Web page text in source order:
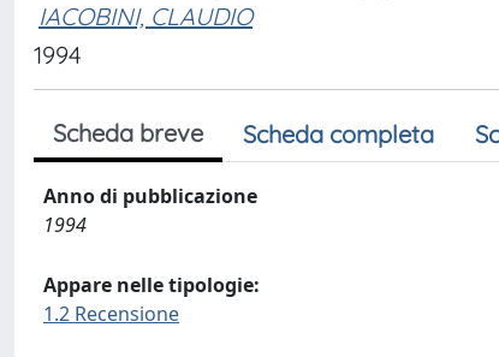
IACOBINI, CLAUDIO
1994
Scheda breve Scheda completa
Anno di pubblicazione
1994
Appare nelle tipologie:
1.2 Recensione